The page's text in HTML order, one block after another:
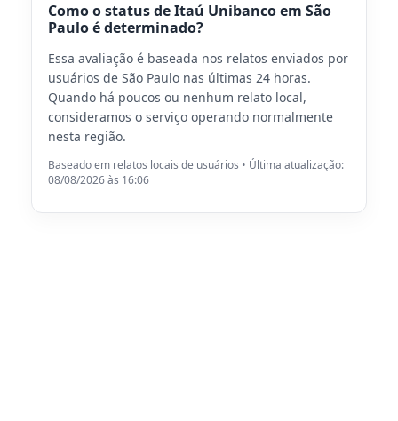
Como o status de Itaú Unibanco em São
Paulo é determinado?
Essa avaliação é baseada nos relatos enviados por
usuários de São Paulo nas últimas 24 horas.
Quando há poucos ou nenhum relato local,
consideramos o serviço operando normalmente
nesta região.
Baseado em relatos locais de usuários • Última atualização:
08/08/2026 às 16:06